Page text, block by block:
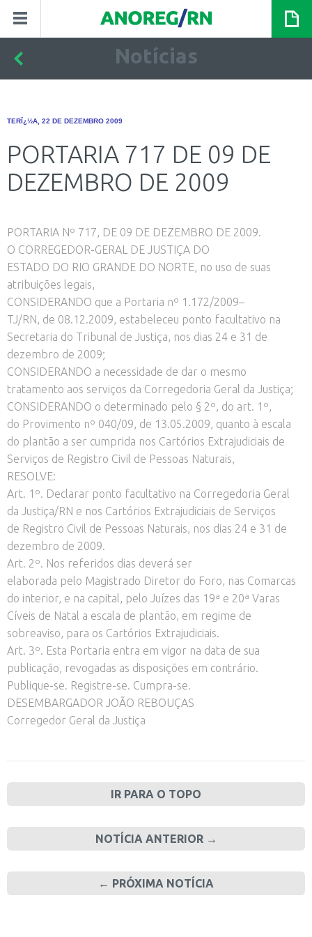
Notícias
TERÏ¿½A, 22 DE DEZEMBRO 2009
PORTARIA 717 DE 09 DE
DEZEMBRO DE 2009
PORTARIA Nº 717, DE 09 DE DEZEMBRO DE 2009.
O CORREGEDOR-GERAL DE JUSTIÇA DO
ESTADO DO RIO GRANDE DO NORTE, no uso de suas
atribuições legais,
CONSIDERANDO que a Portaria nº 1.172/2009–
TJ/RN, de 08.12.2009, estabeleceu ponto facultativo na
Secretaria do Tribunal de Justiça, nos dias 24 e 31 de
dezembro de 2009;
CONSIDERANDO a necessidade de dar o mesmo
tratamento aos serviços da Corregedoria Geral da Justiça;
CONSIDERANDO o determinado pelo § 2º, do art. 1º,
do Provimento nº 040/09, de 13.05.2009, quanto à escala
do plantão a ser cumprida nos Cartórios Extrajudiciais de
Serviços de Registro Civil de Pessoas Naturais,
RESOLVE:
Art. 1º. Declarar ponto facultativo na Corregedoria Geral
da Justiça/RN e nos Cartórios Extrajudiciais de Serviços
de Registro Civil de Pessoas Naturais, nos dias 24 e 31 de
dezembro de 2009.
Art. 2º. Nos referidos dias deverá ser
elaborada pelo Magistrado Diretor do Foro, nas Comarcas
do interior, e na capital, pelo Juízes das 19ª e 20ª Varas
Cíveis de Natal a escala de plantão, em regime de
sobreaviso, para os Cartórios Extrajudiciais.
Art. 3º. Esta Portaria entra em vigor na data de sua
publicação, revogadas as disposições em contrário.
Publique-se. Registre-se. Cumpra-se.
DESEMBARGADOR JOÃO REBOUÇAS
Corregedor Geral da Justiça
IR PARA O TOPO
NOTÍCIA ANTERIOR →
← PRÓXIMA NOTÍCIA